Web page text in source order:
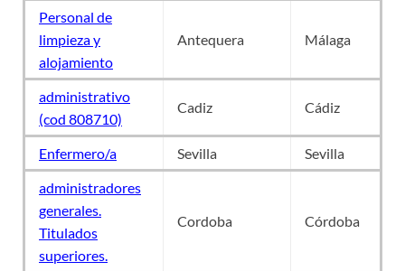
Personal de
limpieza y
alojamiento
Antequera Málaga
administrativo
(cod 808710)
Cadiz Cádiz
Enfermero/a Sevilla
Sevilla
administradores
generales.
Titulados
superiores.
Cordoba Córdoba